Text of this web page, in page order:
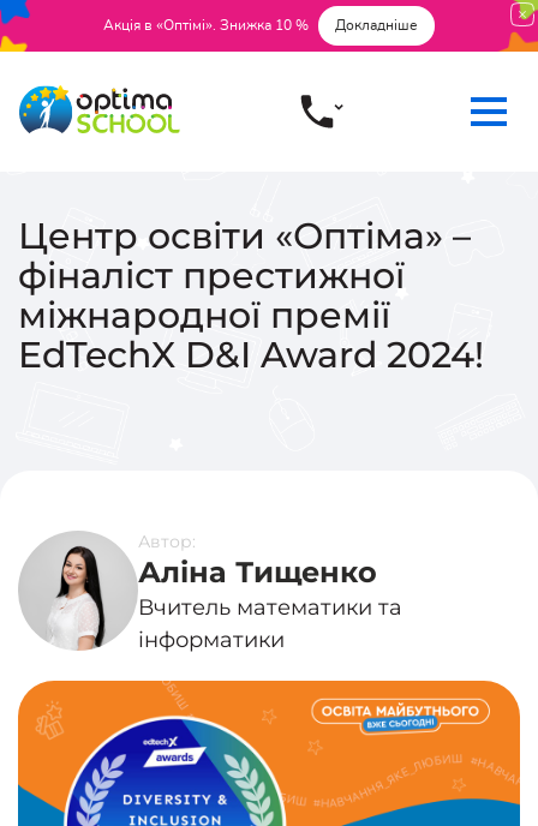
Акція в «Оптімі». Знижка 10 % Докладніше
Центр освіти «Оптіма» –
фіналіст престижної
міжнародної премії
EdTechX D&I Award 2024!
Автор:
Аліна Тищенко
Вчитель математики та
інформатики